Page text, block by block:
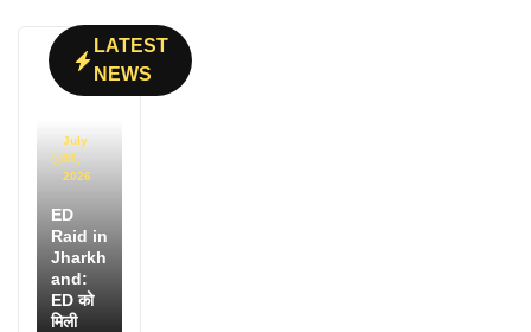
LATEST
NEWS
July
31,
2026
ED
Raid in
Jharkh
and:
ED को
मिली